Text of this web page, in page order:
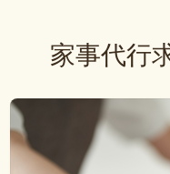
家事代行